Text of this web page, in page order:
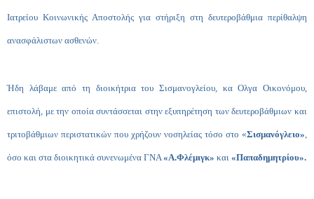
Ιατρείου Κοινωνικής Αποστολής για στήριξη στη δευτεροβάθμια περίθαλψη
ανασφάλιστων ασθενών.
Ήδη λάβαμε από τη διοικήτρια του Σισμανογλείου, κα Ολγα Οικονόμου,
επιστολή, με την οποία συντάσσεται στην εξυπηρέτηση των δευτεροβάθμιων και
τριτοβάθμιων περιστατικών που χρήζουν νοσηλείας τόσο στο «Σισμανόγλειο»,
όσο και στα διοικητικά συνενωμένα ΓΝΑ«Α.Φλέμιγκ» και «Παπαδημητρίου».